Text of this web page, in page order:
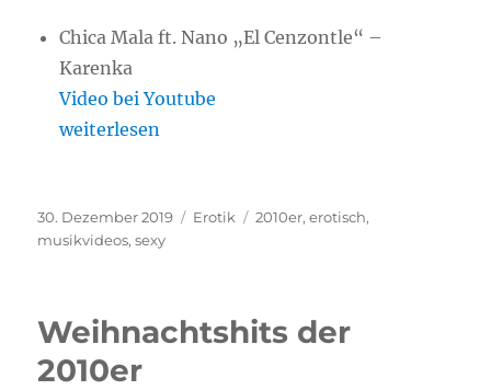
Chica Mala ft. Nano „El Cenzontle“ –
Karenka
Video bei Youtube
„Sexy: Erotische Musik-Videos der 2010er“
weiterlesen
Veröffentlicht
am
30. Dezember 2019 Kategorien
Erotik Schlagwörter
2010er,erotisch,
musikvideos,sexy
Weihnachtshits der
2010er